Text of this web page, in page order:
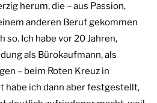
herum, die – aus Passion,
anderen Beruf gekommen
so. Ich habe vor 20 Jahren,
als Bürokaufmann, als
– beim Roten Kreuz in
habe ich dann aber festgestellt,